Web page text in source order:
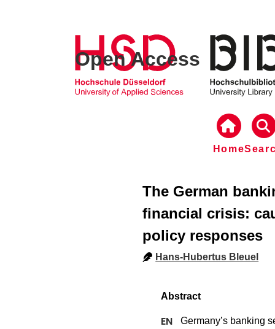
Open Access
Home
The German
financial crisis:
policy responses
Hans-Hubertus Bleuel
Germany’s banking